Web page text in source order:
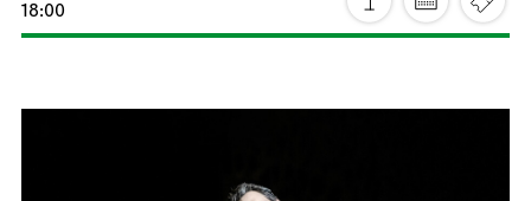
18:00